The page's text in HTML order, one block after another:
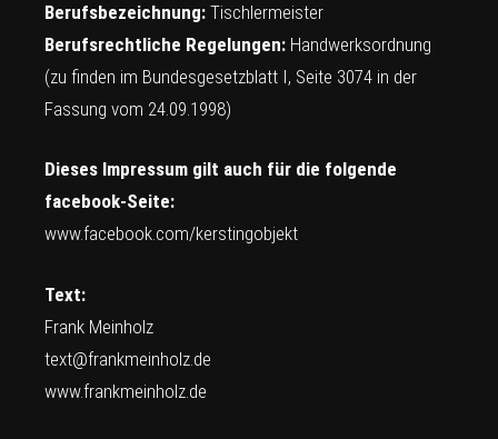
Berufsbezeichnung: Tischlermeister
Berufsrechtliche Regelungen: Handwerksordnung
(zu finden im Bundesgesetzblatt I, Seite 3074 in der
Fassung vom 24.09.1998)
Dieses Impressum gilt auch für die folgende
facebook-Seite:
www.facebook.com/kerstingobjekt
Text:
Frank Meinholz
text@frankmeinholz.de
www.frankmeinholz.de